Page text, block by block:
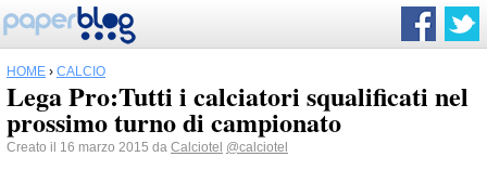
HOME › CALCIO
Lega Pro:Tutti i calciatori squalificati nel
prossimo turno di campionato
Creato il 16 marzo 2015 da Calciotel @calciotel